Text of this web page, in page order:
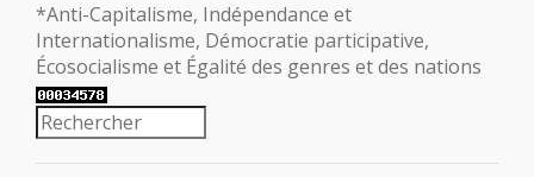
*Anti-Capitalisme, Indépendance et
Internationalisme, Démocratie participative,
Écosocialisme et Égalité des genres et des nations